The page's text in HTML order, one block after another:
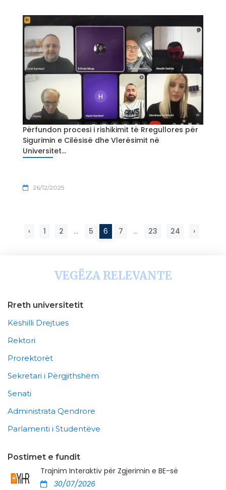
Përfundon procesi i rishikimit të Rregullores për
Sigurimin e Cilësisë dhe Vlerësimit në
Universitet...
26/12/2025
‹ 1 2 ... 5 6 7 ... 23 24 ›
VEGËZA RELEVANTE
Rreth universitetit
Këshilli Drejtues
Rektori
Prorektorët
Sekretari i Përgjithshëm
Senati
Administrata Qendrore
Parlamenti i Studentëve
Postimet e fundit
Trajnim Interaktiv për Zgjerimin e BE-së
30/07/2026